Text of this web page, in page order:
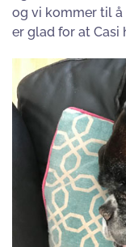
og vi kommer til å
er glad for at Casi